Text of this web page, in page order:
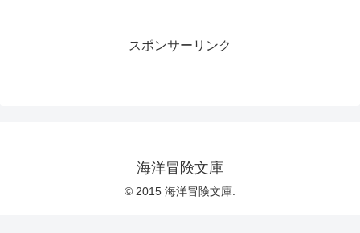
スポンサーリンク
海洋冒険文庫
© 2015 海洋冒険文庫.